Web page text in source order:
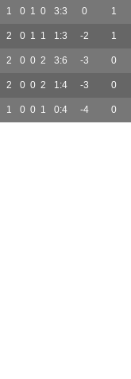
1 0 1 0 3:3 0 1
2 0 1 1 1:3 -2 1
2 0 0 2 3:6 -3 0
2 0 0 2 1:4 -3 0
1 0 0 1 0:4 -4 0